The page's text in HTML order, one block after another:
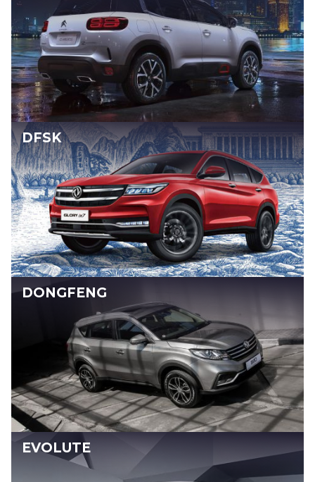
DFSK
DONGFENG
EVOLUTE